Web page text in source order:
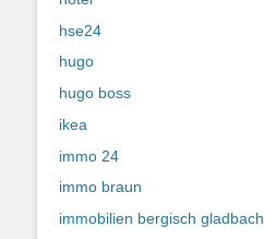
hse24
hugo
hugo boss
ikea
immo 24
immo braun
immobilien bergisch gladbach